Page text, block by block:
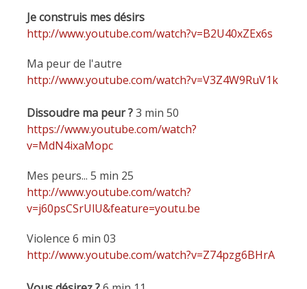
Je construis mes désirs
http://www.youtube.com/watch?v=B2U40xZEx6s
Ma peur de l'autre
http://www.youtube.com/watch?v=V3Z4W9RuV1k
Dissoudre ma peur ?3 min 50
https://www.youtube.com/watch?
v=MdN4ixaMopc
Mes peurs... 5 min 25
http://www.youtube.com/watch?
v=j60psCSrUlU&feature=youtu.be
Violence 6 min 03
http://www.youtube.com/watch?v=Z74pzg6BHrA